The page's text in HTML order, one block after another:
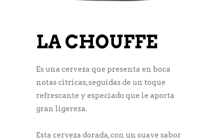
LA CHOUFFE
Es una cerveza que presenta en boca
notas cítricas, seguidas de un toque
refrescante y especiado que le aporta
gran ligereza.
Esta cerveza dorada, con un suave sabor